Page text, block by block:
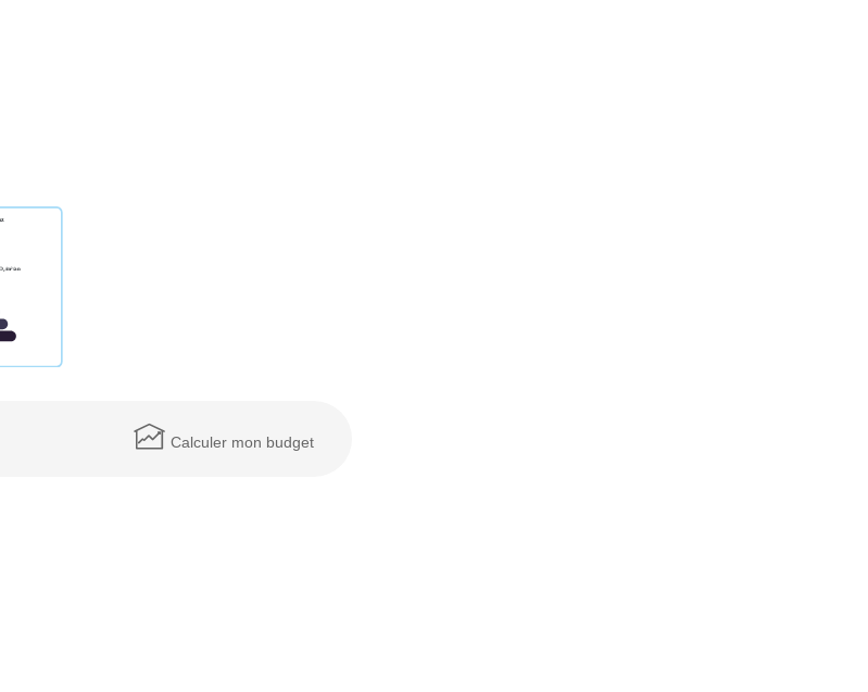
Calculer mon budget